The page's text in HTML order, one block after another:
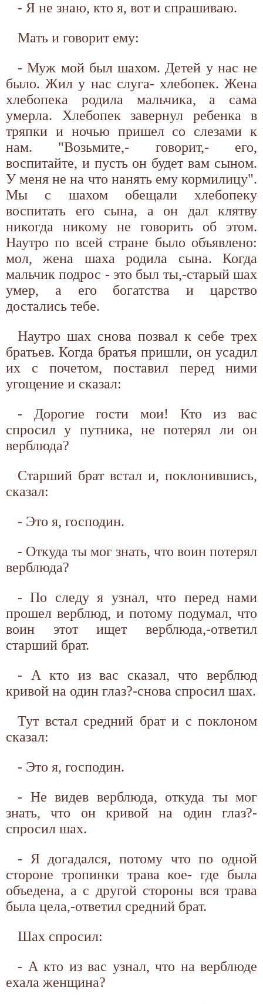
- Я не знаю, кто я, вот и спрашиваю.
Мать и говорит ему:
- Муж мой был шахом. Детей у нас не
было. Жил у нас слуга- хлебопек. Жена
хлебопека родила мальчика, а сама
умерла. Хлебопек завернул ребенка в
тряпки и ночью пришел со слезами к
нам. "Возьмите,- говорит,- его,
воспитайте, и пусть он будет вам сыном.
У меня не на что нанять ему кормилицу".
Мы с шахом обещали хлебопеку
воспитать его сына, а он дал клятву
никогда никому не говорить об этом.
Наутро по всей стране было объявлено:
мол, жена шаха родила сына. Когда
мальчик подрос - это был ты,-старый шах
умер, а его богатства и царство
достались тебе.
Наутро шах снова позвал к себе трех
братьев. Когда братья пришли, он усадил
их с почетом, поставил перед ними
угощение и сказал:
- Дорогие гости мои! Кто из вас
спросил у путника, не потерял ли он
верблюда?
Старший брат встал и, поклонившись,
сказал:
- Это я, господин.
- Откуда ты мог знать, что воин потерял
верблюда?
- По следу я узнал, что перед нами
прошел верблюд, и потому подумал, что
воин этот ищет верблюда,-ответил
старший брат.
- А кто из вас сказал, что верблюд
кривой на один глаз?-снова спросил шах.
Тут встал средний брат и с поклоном
сказал:
- Это я, господин.
- Не видев верблюда, откуда ты мог
знать, что он кривой на один глаз?-
спросил шах.
- Я догадался, потому что по одной
стороне тропинки трава кое- где была
объедена, а с другой стороны вся трава
была цела,-ответил средний брат.
Шах спросил:
- А кто из вас узнал, что на верблюде
ехала женщина?